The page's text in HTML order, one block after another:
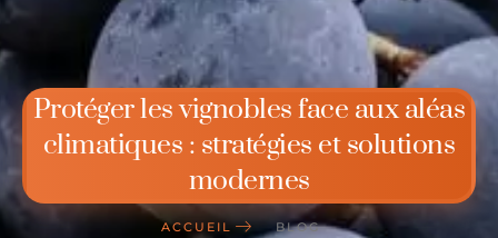
Protéger les vignobles face aux aléas
climatiques : stratégies et solutions
modernes
ACCUEIL BLOG